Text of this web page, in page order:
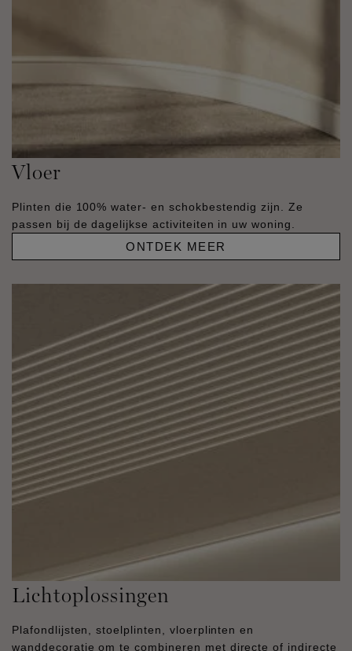
Vloer
Plinten die 100% water- en schokbestendig zijn. Ze
passen bij de dagelijkse activiteiten in uw woning.
ONTDEK MEER
Lichtoplossingen
Plafondlijsten, stoelplinten, vloerplinten en
wanddecoratie om te combineren met directe of indirecte